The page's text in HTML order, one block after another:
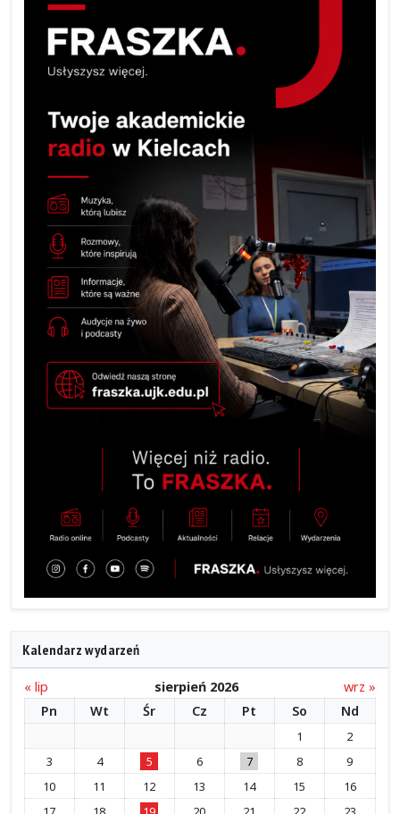
Kalendarz wydarzeń
« lip sierpień 2026
wrz »
Pn
Wt Śr Cz Pt So Nd
1
2
3
4 5 6 7 8
9
10
11 12 13 14 15
16